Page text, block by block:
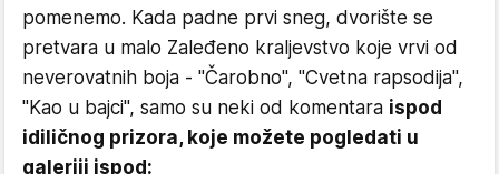
pomenemo. Kada padne prvi sneg, dvorište se
pretvara u malo Zaleđeno kraljevstvo koje vrvi od
neverovatnih boja - "Čarobno", "Cvetna rapsodija",
"Kao u bajci", samo su neki od komentara ispod
idiličnog prizora, koje možete pogledati u
galeriji ispod: